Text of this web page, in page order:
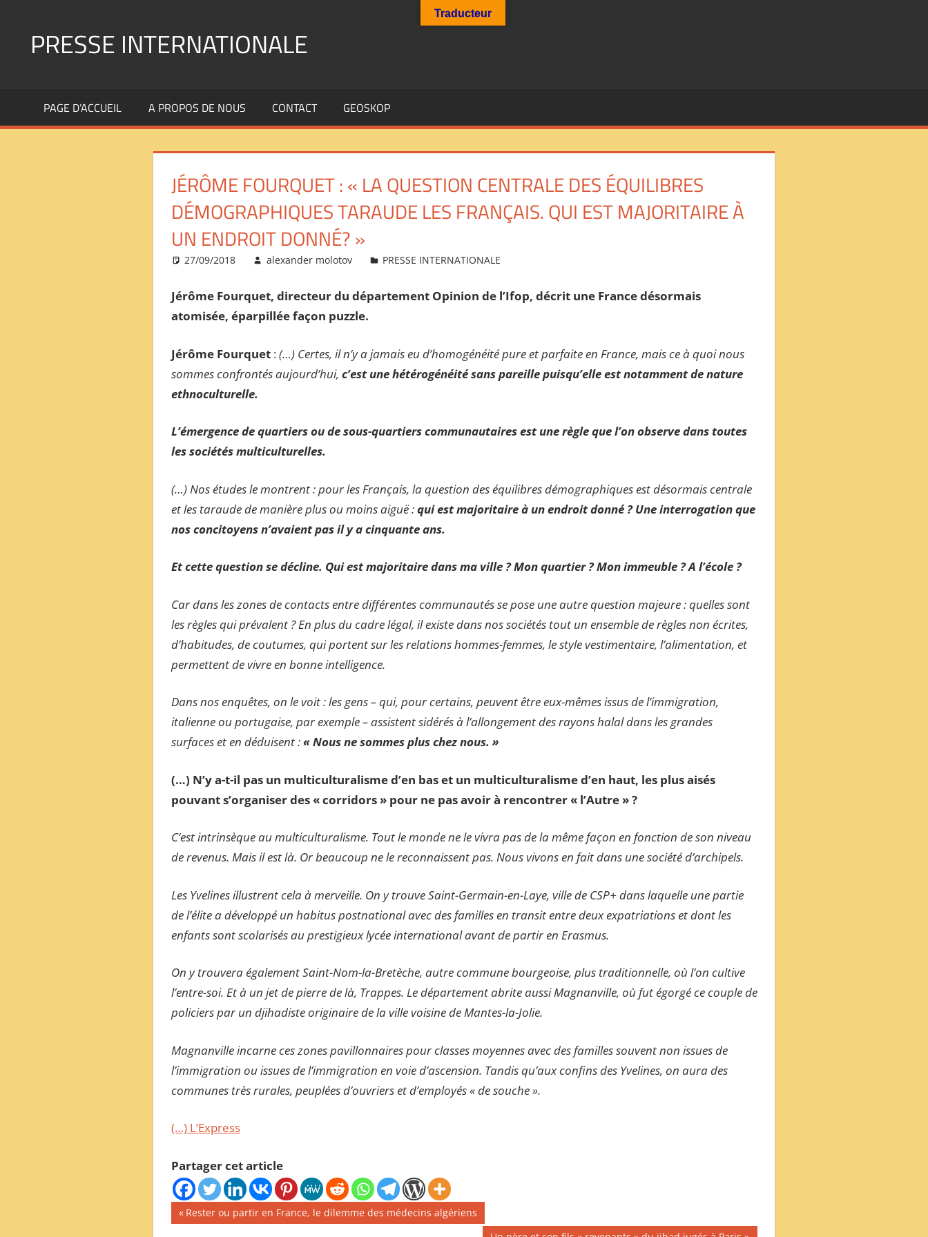
contenuPRESSE INTERNATIONALE
Géopolitique
PAGE D’ACCUEIL A PROPOS DE NOUS CONTACT GEOSKOP
JÉRÔME FOURQUET : « LA QUESTION CENTRALE DES ÉQUILIBRES
DÉMOGRAPHIQUES TARAUDE LES FRANÇAIS. QUI EST MAJORITAIRE À
UN ENDROIT DONNÉ? »
27/09/2018 alexander molotov PRESSE INTERNATIONALE
Jérôme Fourquet, directeur du département Opinion de l’Ifop, décrit une France désormais
atomisée, éparpillée façon puzzle.
Jérôme Fourquet:(…) Certes, il n’y a jamais eu d’homogénéité pure et parfaite en France, mais ce à quoi nous
sommes confrontés aujourd’hui, c’est une hétérogénéité sans pareillepuisqu’elle est notamment de nature
ethnoculturelle.
L’émergence de quartiers ou de sous-quartiers communautaires est une règle que l’on observe dans toutes
les sociétés multiculturelles.
(…) Nos études le montrent : pour les Français, la question des équilibres démographiques est désormais centrale
et les taraude de manière plus ou moins aiguë :qui est majoritaire à un endroit donné ? Une interrogation que
nos concitoyens n’avaient pas il y a cinquante ans.
Et cette question se décline. Qui est majoritaire dans ma ville ? Mon quartier ? Mon immeuble ? A l’école ?
Car dans les zones de contacts entre différentes communautés se pose une autre question majeure : quelles sont
les règles qui prévalent ? En plus du cadre légal, il existe dans nos sociétés tout un ensemble de règles non écrites,
d’habitudes, de coutumes, qui portent sur les relations hommes-femmes, le style vestimentaire, l’alimentation, et
permettent de vivre en bonne intelligence.
Dans nos enquêtes, on le voit : les gens – qui, pour certains, peuvent être eux-mêmes issus de l’immigration,
italienne ou portugaise, par exemple – assistent sidérés à l’allongement des rayons halal dans les grandes
surfaces et en déduisent :« Nous ne sommes plus chez nous. »
(…) N’y a-t-il pas un multiculturalisme d’en bas et un multiculturalisme d’en haut, les plus aisés
pouvant s’organiser des « corridors » pour ne pas avoir à rencontrer « l’Autre » ?
C’est intrinsèque au multiculturalisme. Tout le monde ne le vivra pas de la même façon en fonction de son niveau
de revenus. Mais il est là. Or beaucoup ne le reconnaissent pas. Nous vivons en fait dans une société d’archipels.
Les Yvelines illustrent cela à merveille. On y trouve Saint-Germain-en-Laye, ville de CSP+ dans laquelle une partie
de l’élite a développé un habitus postnational avec des familles en transit entre deux expatriations et dont les
enfants sont scolarisés au prestigieux lycée international avant de partir en Erasmus.
On y trouvera également Saint-Nom-la-Bretèche, autre commune bourgeoise, plus traditionnelle, où l’on cultive
l’entre-soi. Et à un jet de pierre de là, Trappes. Le département abrite aussi Magnanville, où fut égorgé ce couple de
policiers par un djihadiste originaire de la ville voisine de Mantes-la-Jolie.
Magnanville incarne ces zones pavillonnaires pour classes moyennes avec des familles souvent non issues de
l’immigration ou issues de l’immigration en voie d’ascension. Tandis qu’aux confins des Yvelines, on aura des
communes très rurales, peuplées d’ouvriers et d’employés « de souche ».
(…) L’Express
Partager cet article
Navigation
Publication
précédente :
Rester ou partir en France, le dilemme des médecins algériens
Traducteur